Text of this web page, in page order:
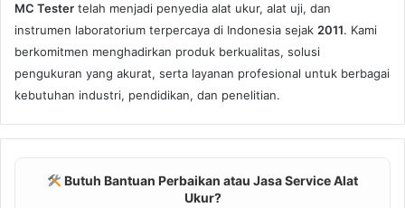
MC Tester telah menjadi penyedia alat ukur, alat uji, dan
instrumen laboratorium terpercaya di Indonesia sejak 2011. Kami
berkomitmen menghadirkan produk berkualitas, solusi
pengukuran yang akurat, serta layanan profesional untuk berbagai
kebutuhan industri, pendidikan, dan penelitian.
Butuh Bantuan Perbaikan atau Jasa Service Alat
Ukur?